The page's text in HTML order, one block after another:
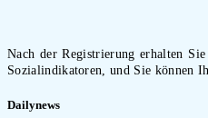
Nach der Registrierung erhalten
Sozialindikatoren, und Sie können
Dailynews